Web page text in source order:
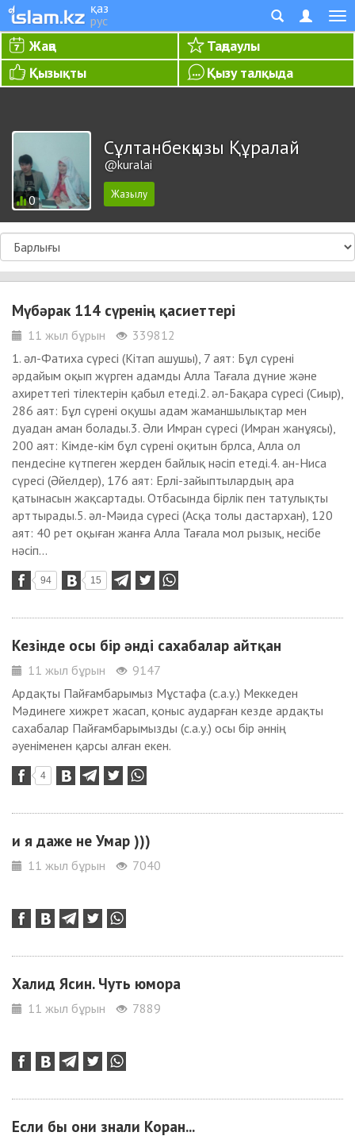
қаз
рус
Жаңа
Таңдаулы
Қызықты
Қызу талқыда
0
Сұлтанбекқызы Құралай
@kuralai
Мүбәрак 114 сүренің қасиеттері
11 жыл бұрын
339812
1. әл-Фатиха сүресі (Кітап ашушы), 7 аят: Бұл сүрені
әрдайым оқып жүрген адамды Алла Тағала дүние және
ахиреттегі тілектерін қабыл етеді.2. әл-Бақара сүресі (Сиыр),
286 аят: Бұл сүрені оқушы адам жаманшылықтар мен
дуадан аман болады.3. Әли Имран сүресі (Имран жанұясы),
200 аят: Кімде-кім бұл сүрені оқитын брлса, Алла ол
пендесіне күтпеген жерден байлық нәсіп етеді.4. ан-Ниса
сүресі (Әйелдер), 176 аят: Ерлі-зайыптылардың ара
қатынасын жақсартады. Отбасында бірлік пен татулықты
арттырады.5. әл-Мәида сүресі (Асқа толы дастархан), 120
аят: 40 рет оқыған жанға Алла Тағала мол рызық, несібе
нәсіп...
94 15
Кезінде осы бір әнді сахабалар айтқан
11 жыл бұрын
9147
Ардақты Пайғамбарымыз Мұстафа (с.а.у.) Меккеден
Мәдинеге хижрет жасап, қоныс аударған кезде ардақты
сахабалар Пайғамбарымызды (с.а.у.) осы бір әннің
әуеніменен қарсы алған екен.
4
и я даже не Умар )))
11 жыл бұрын 7040
Халид Ясин. Чуть юмора
11 жыл бұрын 7889
Если бы они знали Коран...